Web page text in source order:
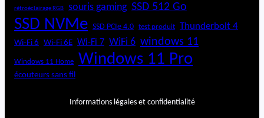
rétroéclairage RGB souris gaming SSD 512 Go
SSD NVMe SSD PCIe 4.0 test produit Thunderbolt 4
Wi-Fi 6 Wi-Fi 6E Wi-Fi 7 WiFi 6 windows 11
Windows 11 Home Windows 11 Pro
écouteurs sans fil
Informations légales et confidentialité